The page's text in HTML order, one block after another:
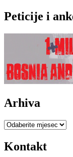
Peticije i
Arhiva
Arhiva
Kontakt